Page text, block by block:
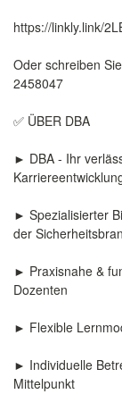
https://linkly.link/
Oder schreiben
2458047
✅ ÜBER DBA
► DBA - Ihr
► Spezialisierter
der
► Praxisnahe &
Dozenten
► Flexible
► Individuelle
Mittelpunkt